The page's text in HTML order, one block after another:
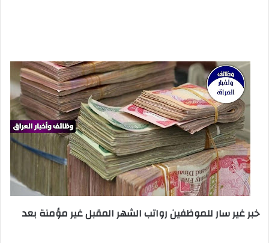
خبر غير سار للموظفين رواتب الشهر المقبل غير مؤمنة بعد